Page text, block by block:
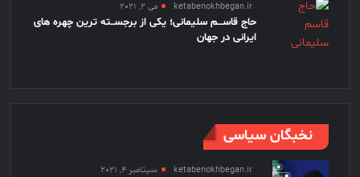
ketabenokhbegan.ir می 2, 2021
حاج قاســـم سلیمانی؛ یکی از برجســته ترین چهره های
ایرانی در جهان
نخبگان سیاسی
ketabenokhbegan.ir سپتامبر 4, 2021